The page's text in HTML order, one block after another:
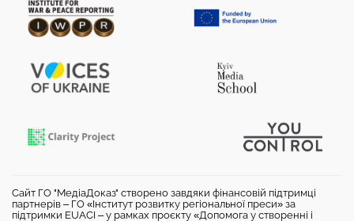
Сайт ГО "МедіаДоказ" створено завдяки фінансовій підтримці
партнерів – ГО «Інститут розвитку регіональної преси» за
підтримки EUACI – у рамках проєкту «Допомога у створенні і